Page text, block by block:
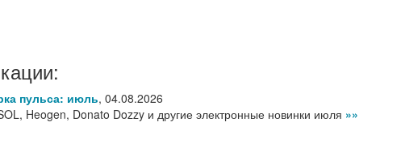
пульса: июль, 04.08.2026
Heogen, Donato Dozzy и другие электронные новинки июля »»